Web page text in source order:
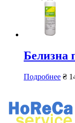
Белизна
Подробнее ₴